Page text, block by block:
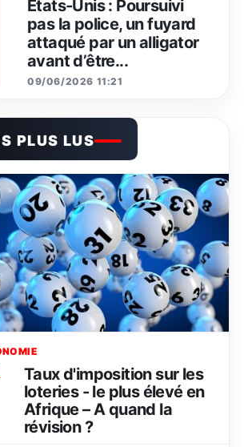
Etats-Unis : Poursuivi
pas la police, un fuyard
attaqué par un alligator
avant d’être...
09/06/2026 11:21
PLUS LUS
Taux d'imposition sur les
loteries - le plus élevé en
Afrique – A quand la
révision ?